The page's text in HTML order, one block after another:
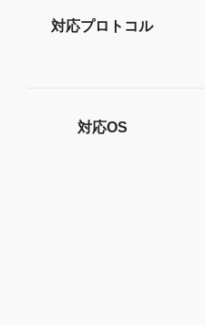
対応プロトコル
対応OS